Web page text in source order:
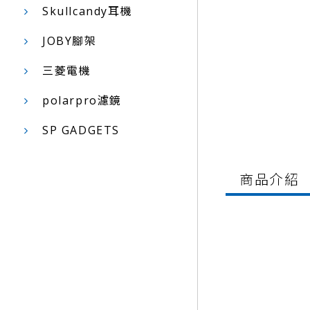
Skullcandy耳機
JOBY腳架
三菱電機
polarpro濾鏡
SP GADGETS
商品介紹